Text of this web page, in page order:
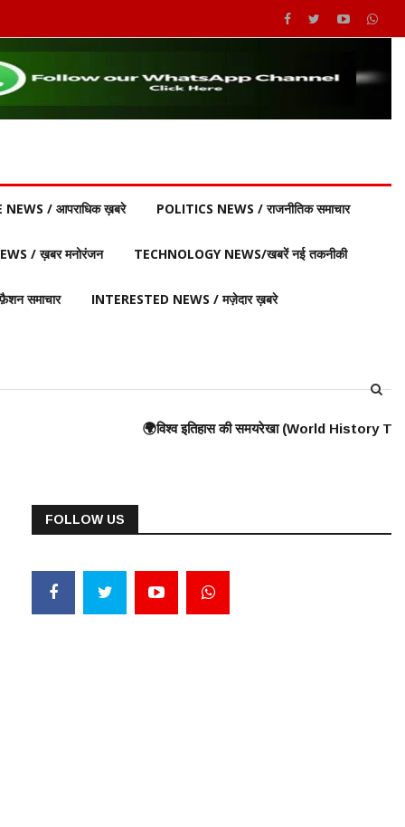
NEWS / आपराधिक ख़बरे POLITICS NEWS / राजनीतिक समाचार
/ ख़बर मनोरंजन TECHNOLOGY NEWS/खबरें नई तकनीकी
समाचार INTERESTED NEWS / मज़ेदार ख़बरे
की शुरुआत ⸻ 🟠 375 ई. – हूणों का यूरोप पर आक्रमण
ने फारसियों को पराजित किया ♦️ ईसा पूर्व 360 – प्लेटो
🌍विश्व इतिहास की समयरेखा (World History Timeline) ⸻ ♦️ ईसा
FOLLOW US